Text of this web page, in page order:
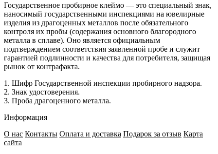
Государственное пробирное клеймо — это специальный знак,
наносимый государственными инспекциями на ювелирные
изделия из драгоценных металлов после обязательного
контроля их пробы (содержания основного благородного
металла в сплаве). Оно является официальным
подтверждением соответствия заявленной пробе и служит
гарантией подлинности и качества для потребителя, защищая
рынок от контрафакта.
1. Шифр Государственной инспекции пробирного надзора.
2. Знак удостоверения.
3. Проба драгоценного металла.
Информация
О нас Контакты Оплата и доставка Подарок за отзыв Карта
сайта